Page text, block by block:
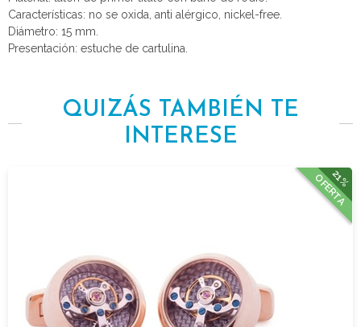
Características: no se oxida, anti alérgico, nickel-free.
Diámetro: 15 mm.
Presentación: estuche de cartulina.
QUIZÁS TAMBIÉN TE
INTERESE
21%
OFERTA